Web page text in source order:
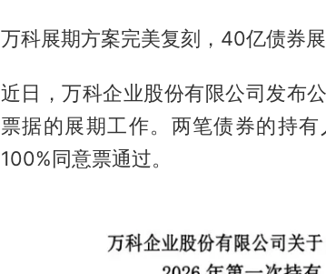
万科展期方案完美复刻，40亿债券
近日，万科企业股份有限公司发布
票据的展期工作。两笔债券的持
100%同意票通过。